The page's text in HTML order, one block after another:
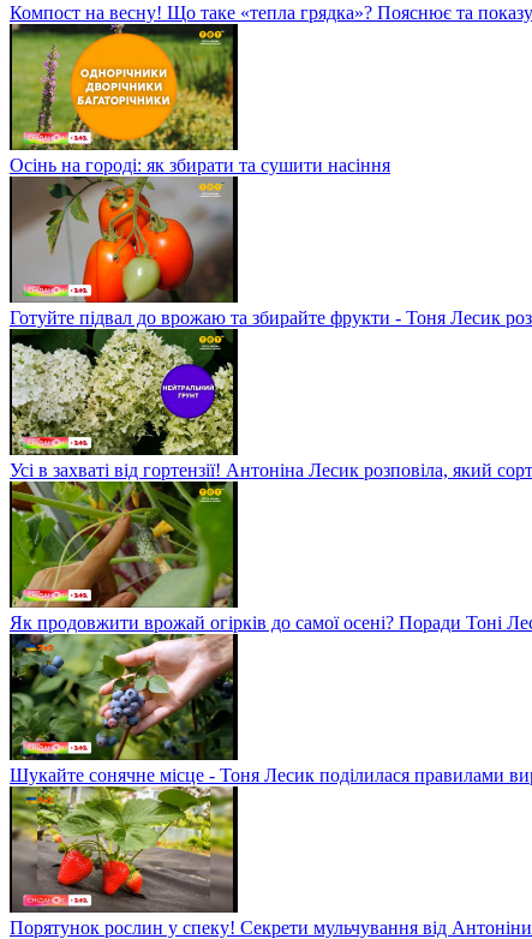
Компост на весну! Що таке «тепла грядка»? Пояснює та
Осінь на городі: як збирати та сушити насіння
Готуйте підвал до врожаю та збирайте фрукти - Тоня Лесик
Усі в захваті від гортензії! Антоніна Лесик розповіла, який
Як продовжити врожай огірків до самої осені? Поради Тоні
Шукайте сонячне місце - Тоня Лесик поділилася правилами
Порятунок рослин у спеку! Секрети мульчування від